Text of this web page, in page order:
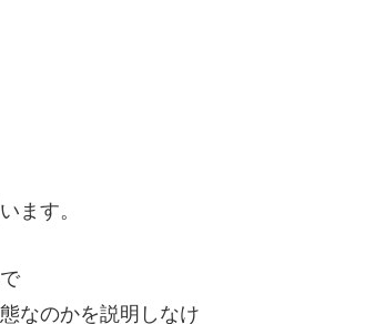
ます。
なのかを説明しなけ